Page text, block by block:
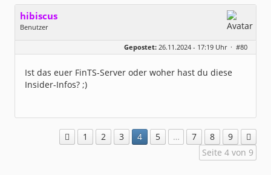
hibiscus
Benutzer
Homepage:
willuhn.de/
Dabei seit:
03 / 2005
Gepostet: 26.11.2024 - 17:19 Uhr · #80
Ist das euer FinTS-Server oder woher hast du diese
Insider-Infos? ;)
1 2 3 4 5 … 7 8
9
Seite 4 von 9